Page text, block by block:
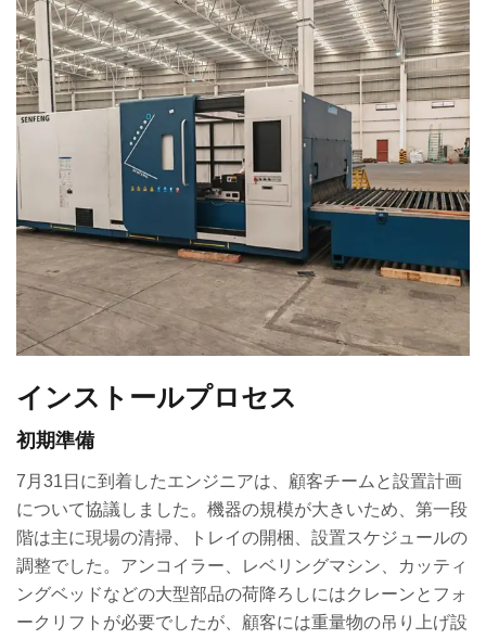
インストールプロセス
初期準備
7月31日に到着したエンジニアは、顧客チームと設置計画
について協議しました。機器の規模が大きいため、第一段
階は主に現場の清掃、トレイの開梱、設置スケジュールの
調整でした。アンコイラー、レベリングマシン、カッティ
ングベッドなどの大型部品の荷降ろしにはクレーンとフォ
ークリフトが必要でしたが、顧客には重量物の吊り上げ設